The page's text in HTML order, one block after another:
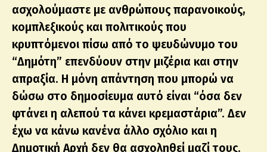
ασχολούμαστε με ανθρώπους παρανοικούς,
κομπλεξικούς και πολιτικούς που
κρυπτόμενοι πίσω από το ψευδώνυμο του
“Δημότη” επενδύουν στην μιζέρια και στην
απραξία. Η μόνη απάντηση που μπορώ να
δώσω στο δημοσίευμα αυτό είναι “όσα δεν
φτάνει η αλεπού τα κάνει κρεμαστάρια”. Δεν
έχω να κάνω κανένα άλλο σχόλιο και η
Δημοτική Αρχή δεν θα ασχοληθεί μαζί τους.